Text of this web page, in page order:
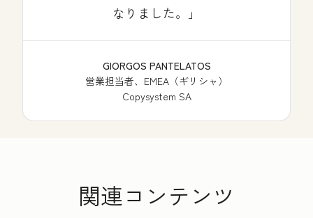
なりました。
GIORGOS PANTELATOS
営業担当者、EMEA（ギリシャ）
Copysystem SA
関連コンテンツ